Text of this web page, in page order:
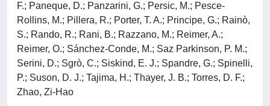
F.; Paneque, D.; Panzarini, G.; Persic, M.; Pesce-
Rollins, M.; Pillera, R.; Porter, T. A.; Principe, G.; Rainò,
S.; Rando, R.; Rani, B.; Razzano, M.; Reimer, A.;
Reimer, O.; Sánchez-Conde, M.; Saz Parkinson, P. M.;
Serini, D.; Sgrò, C.; Siskind, E. J.; Spandre, G.; Spinelli,
P.; Suson, D. J.; Tajima, H.; Thayer, J. B.; Torres, D. F.;
Zhao, Zi-Hao